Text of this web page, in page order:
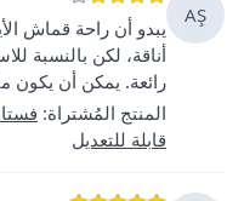
AŞ
يبدو أن راحة قماش
أناقة، لكن بالنسبة
رائعة. يمكن أن يكون
المنتج المُشتراة:
قابلة للتعديل